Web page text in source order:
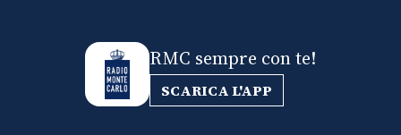
RMC sempre con te!
SCARICA L'APP